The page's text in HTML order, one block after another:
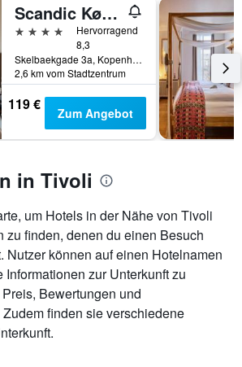
Scandic Kødbyen
4 Sterne
Hervorragend
8,3
Skelbaekgade 3a, Kopenhagen, Hovedstaden (Hauptstadtregion), Dänemark
2,6 km vom Stadtzentrum
119 € Zum Angebot
in Tivoli
um Hotels in der Nähe von Tivoli
zu finden, denen du einen Besuch
Nutzer können auf einen Hotelnamen
Informationen zur Unterkunft zu
Bewertungen und
finden sie verschiedene